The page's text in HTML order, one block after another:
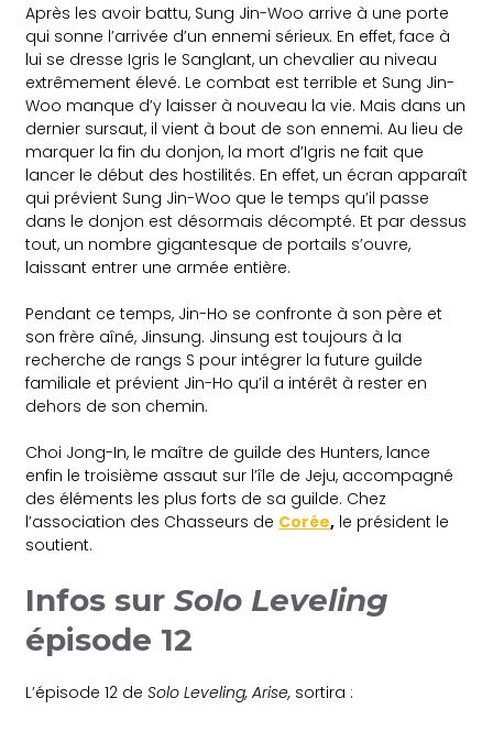
Après les avoir battu, Sung Jin-Woo arrive à une porte
qui sonne l’arrivée d’un ennemi sérieux. En effet, face à
lui se dresse Igris le Sanglant, un chevalier au niveau
extrêmement élevé. Le combat est terrible et Sung Jin-
Woo manque d’y laisser à nouveau la vie. Mais dans un
dernier sursaut, il vient à bout de son ennemi. Au lieu de
marquer la fin du donjon, la mort d’Igris ne fait que
lancer le début des hostilités. En effet, un écran apparaît
qui prévient Sung Jin-Woo que le temps qu’il passe
dans le donjon est désormais décompté. Et par dessus
tout, un nombre gigantesque de portails s’ouvre,
laissant entrer une armée entière.
Pendant ce temps, Jin-Ho se confronte à son père et
son frère aîné, Jinsung. Jinsung est toujours à la
recherche de rangs S pour intégrer la future guilde
familiale et prévient Jin-Ho qu’il a intérêt à rester en
dehors de son chemin.
Choi Jong-In, le maître de guilde des Hunters, lance
enfin le troisième assaut sur l’île de Jeju, accompagné
des éléments les plus forts de sa guilde. Chez
l’association des Chasseurs de Corée, le président le
soutient.
Infos surSolo Leveling
épisode 12
L’épisode 12 deSolo Leveling, Arise, sortira :